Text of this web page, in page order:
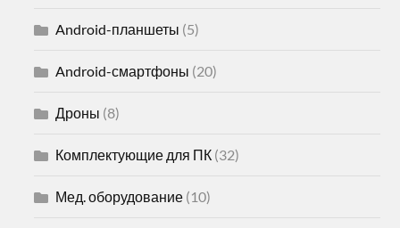
Android-планшеты (5)
Android-смартфоны (20)
Дроны (8)
Комплектующие для ПК (32)
Мед. оборудование (10)